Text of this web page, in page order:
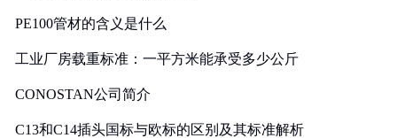
PE100管材的含义是什么
工业厂房载重标准：一平方米能承受多少公斤
CONOSTAN公司简介
C13和C14插头国标与欧标的区别及其标准解析